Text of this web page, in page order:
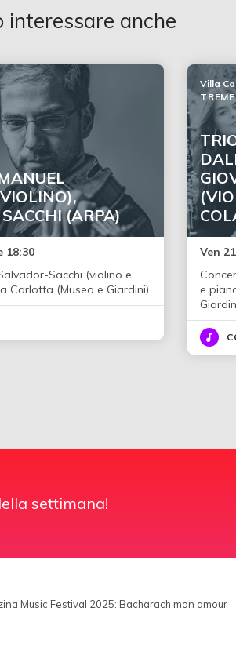
interessare anche
(ARPA)
18:30
Sacchi (violino e
Carlotta (Museo e Giardini)
Villa
Ven
e
settimana!
Music Festival 2025: Bacharach mon amour